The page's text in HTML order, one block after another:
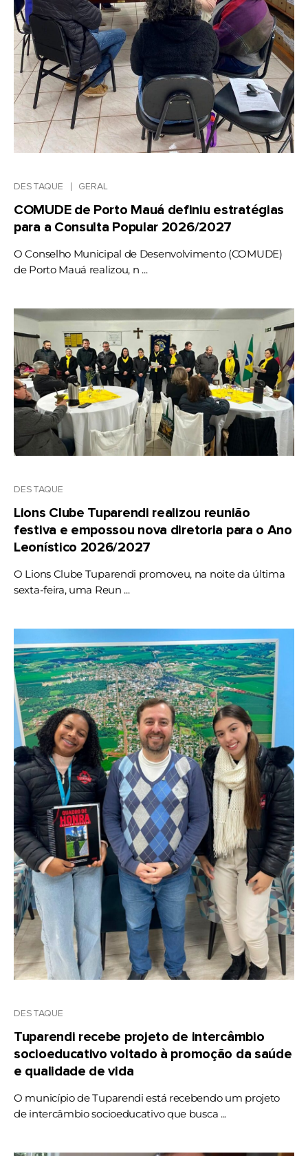
DESTAQUE GERAL
COMUDE de Porto Mauá definiu estratégias
para a Consulta Popular 2026/2027
O Conselho Municipal de Desenvolvimento (COMUDE)
de Porto Mauá realizou, n ...
DESTAQUE
Lions Clube Tuparendi realizou reunião
festiva e empossou nova diretoria para o Ano
Leonístico 2026/2027
O Lions Clube Tuparendi promoveu, na noite da última
sexta-feira, uma Reun ...
DESTAQUE
Tuparendi recebe projeto de intercâmbio
socioeducativo voltado à promoção da saúde
e qualidade de vida
O município de Tuparendi está recebendo um projeto
de intercâmbio socioeducativo que busca ...